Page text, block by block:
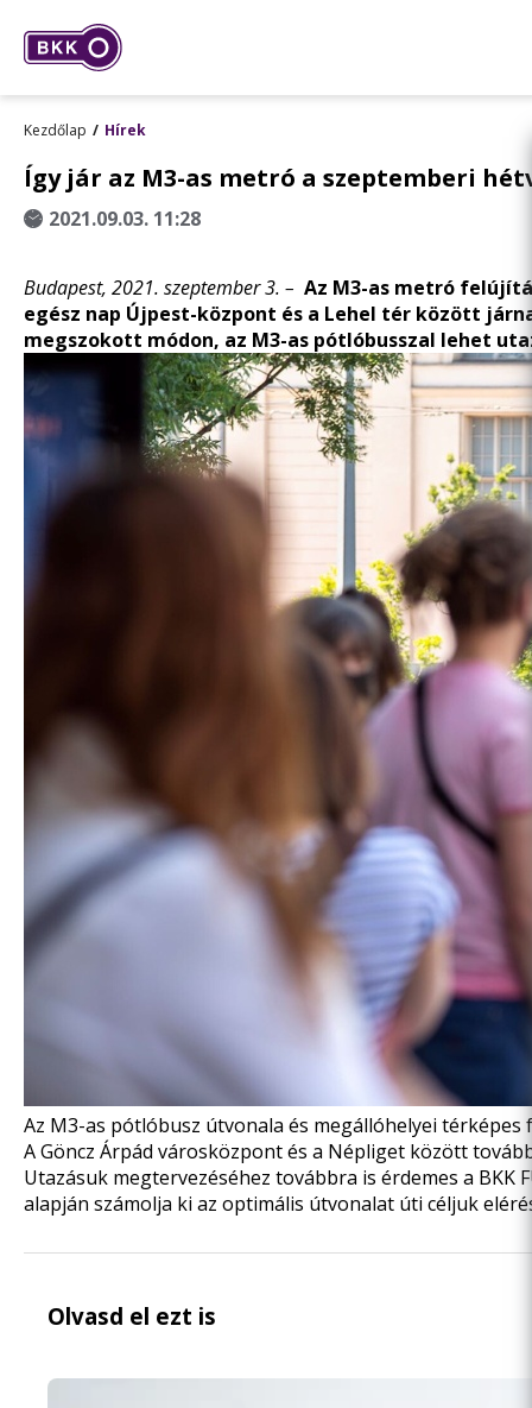
Kezdőlap Hírek
Így jár az M3-as metró a szeptemberi
2021.09.03. 11:28
Budapest, 2021. szeptember 3. – Az M3-as metró
egész nap Újpest-központ és a Lehel tér között
megszokott módon, az M3-as pótlóbusszal lehet
Az M3-as pótlóbusz útvonala és megállóhelyei térképes
A Göncz Árpád városközpont és a Népliget között
Utazásuk megtervezéséhez továbbra is érdemes a BKK
alapján számolja ki az optimális útvonalat úti céljuk
Olvasd el ezt is